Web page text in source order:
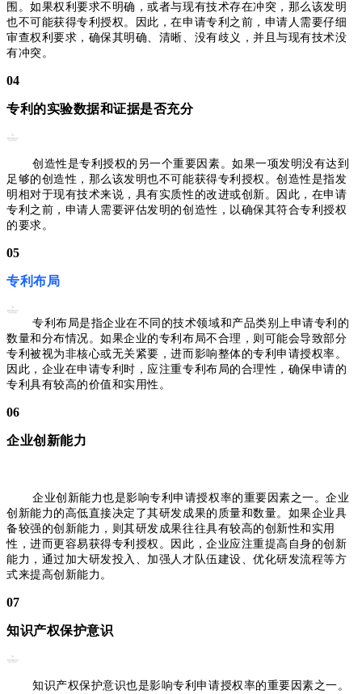
围。如果权利要求不明确，或者与现有技术存在冲突，那么该发明
也不可能获得专利授权。因此，在申请专利之前，申请人需要仔细
审查权利要求，确保其明确、清晰、没有歧义，并且与现有技术没
有冲突。
04
专利的实验数据和证据是否充分
创造性是专利授权的另一个重要因素。如果一项发明没有达到
足够的创造性，那么该发明也不可能获得专利授权。创造性是指发
明相对于现有技术来说，具有实质性的改进或创新。因此，在申请
专利之前，申请人需要评估发明的创造性，以确保其符合专利授权
的要求。
05
专利布局
专利布局是指企业在不同的技术领域和产品类别上申请专利的
数量和分布情况。如果企业的专利布局不合理，则可能会导致部分
专利被视为非核心或无关紧要，进而影响整体的专利申请授权率。
因此，企业在申请专利时，应注重专利布局的合理性，确保申请的
专利具有较高的价值和实用性。
06
企业创新能力
企业创新能力也是影响专利申请授权率的重要因素之一。企业
创新能力的高低直接决定了其研发成果的质量和数量。如果企业具
备较强的创新能力，则其研发成果往往具有较高的创新性和实用
性，进而更容易获得专利授权。因此，企业应注重提高自身的创新
能力，通过加大研发投入、加强人才队伍建设、优化研发流程等方
式来提高创新能力。
07
知识产权保护意识
知识产权保护意识也是影响专利申请授权率的重要因素之一。